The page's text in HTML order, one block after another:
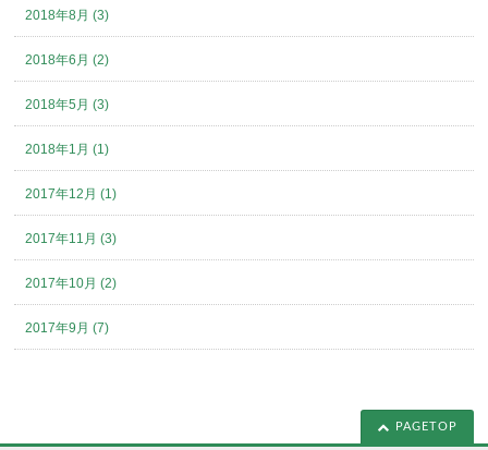
2018年8月 (3)
2018年6月 (2)
2018年5月 (3)
2018年1月 (1)
2017年12月 (1)
2017年11月 (3)
2017年10月 (2)
2017年9月 (7)
PAGETOP